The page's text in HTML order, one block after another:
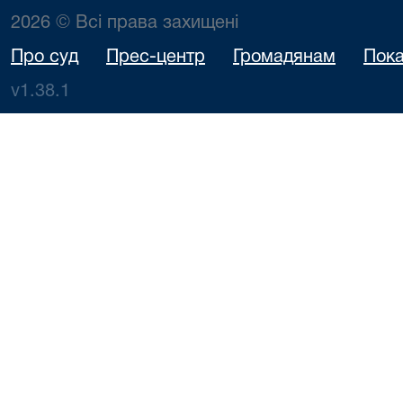
2026 © Всі права захищені
Про суд Прес-центр Громадянам
v1.38.1